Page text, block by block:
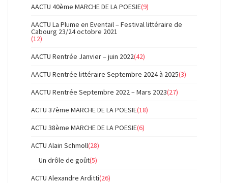
AACTU 40ème MARCHE DE LA POESIE(9)
AACTU La Plume en Eventail – Festival littéraire de
Cabourg 23/24 octobre 2021
(12)
AACTU Rentrée Janvier – juin 2022(42)
AACTU Rentrée littéraire Septembre 2024 à 2025(3)
AACTU Rentrée Septembre 2022 – Mars 2023(27)
ACTU 37ème MARCHE DE LA POESIE(18)
ACTU 38ème MARCHE DE LA POESIE(6)
ACTU Alain Schmoll(28)
Un drôle de goût(5)
ACTU Alexandre Arditti(26)